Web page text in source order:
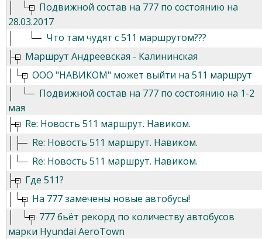
Подвижной состав на 777 по состоянию на
28.03.2017
Что там чудят с 511 маршрутом???
Маршрут Андреевская - Калининская
ООО "НАВИКОМ" может выйти на 511 маршрут
Подвижной состав на 777 по состоянию на 1-2
мая
Re: Новость 511 маршрут. Навиком.
Re: Новость 511 маршрут. Навиком.
Re: Новость 511 маршрут. Навиком.
Где 511?
На 777 замечены новые автобусы!
777 бьёт рекорд по количеству автобусов
марки Hyundai AeroTown